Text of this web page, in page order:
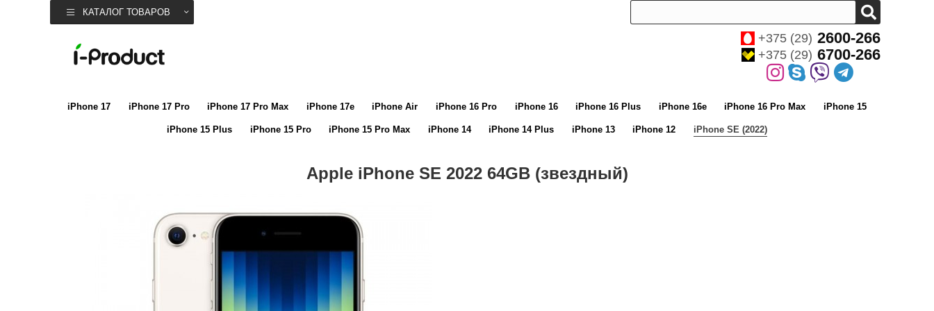
КАТАЛОГ ТОВАРОВ
+375 (29) 2600-266
+375 (29) 6700-266
iPhone 17 iPhone 17 Pro iPhone 17 Pro Max iPhone 17e iPhone Air iPhone 16 Pro iPhone 16 iPhone 16 Plus iPhone 16e iPhone 16 Pro Max iPhone 15
iPhone 15 Plus iPhone 15 Pro iPhone 15 Pro Max iPhone 14 iPhone 14 Plus iPhone 13 iPhone 12 iPhone SE (2022)
Apple iPhone SE 2022 64GB (звездный)